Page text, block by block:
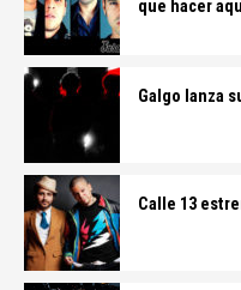
que hacer
Galgo lanza
Calle 13